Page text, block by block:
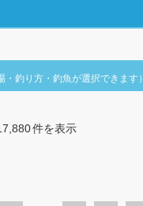
・釣り方・釣魚が選択できます）
件を表示